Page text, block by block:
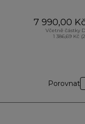
7 990,00
Včetně částky
1 386,69 Kč
Porovnat